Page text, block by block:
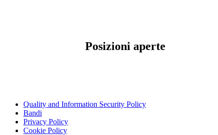
Posizioni aperte
Quality and Information Security Policy
Bandi
Privacy Policy
Cookie Policy